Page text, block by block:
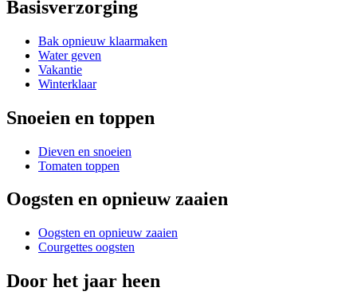
Basisverzorging
Bak opnieuw klaarmaken
Water geven
Vakantie
Winterklaar
Snoeien en toppen
Dieven en snoeien
Tomaten toppen
Oogsten en opnieuw zaaien
Oogsten en opnieuw zaaien
Courgettes oogsten
Door het jaar heen